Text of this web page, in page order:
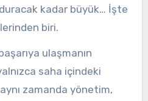
kadar büyük… İşte
biri.
ulaşmanın
saha içindeki
zamanda yönetim,